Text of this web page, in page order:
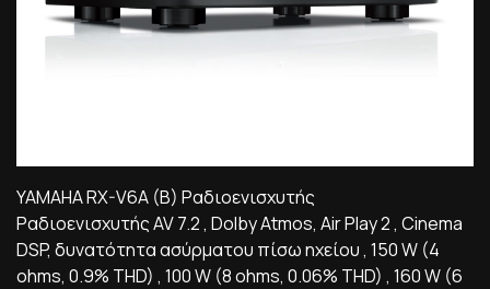
YAMAHA RX-V6A (B) Ραδιοενισχυτής
Ραδιοενισχυτής AV 7.2 , Dolby Atmos, Air Play 2 , Cinema
DSP, δυνατότητα ασύρματου πίσω ηχείου , 150 W (4
ohms, 0.9% THD) , 100 W (8 ohms, 0.06% THD) , 160 W (6